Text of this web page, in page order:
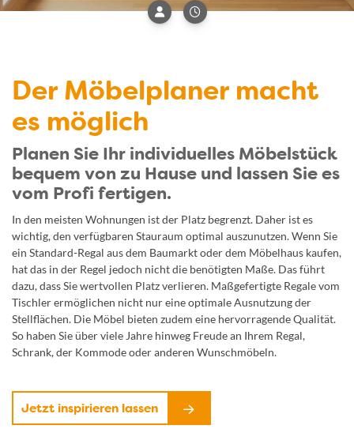
Der Möbelplaner macht
es möglich
Planen Sie Ihr individuelles Möbelstück
bequem von zu Hause und lassen Sie es
vom Profi fertigen.
In den meisten Wohnungen ist der Platz begrenzt. Daher ist es
wichtig, den verfügbaren Stauraum optimal auszunutzen. Wenn Sie
ein Standard-Regal aus dem Baumarkt oder dem Möbelhaus kaufen,
hat das in der Regel jedoch nicht die benötigten Maße. Das führt
dazu, dass Sie wertvollen Platz verlieren. Maßgefertigte Regale vom
Tischler ermöglichen nicht nur eine optimale Ausnutzung der
Stellflächen. Die Möbel bieten zudem eine hervorragende Qualität.
So haben Sie über viele Jahre hinweg Freude an Ihrem Regal,
Schrank, der Kommode oder anderen Wunschmöbeln.
Jetzt inspirieren lassen